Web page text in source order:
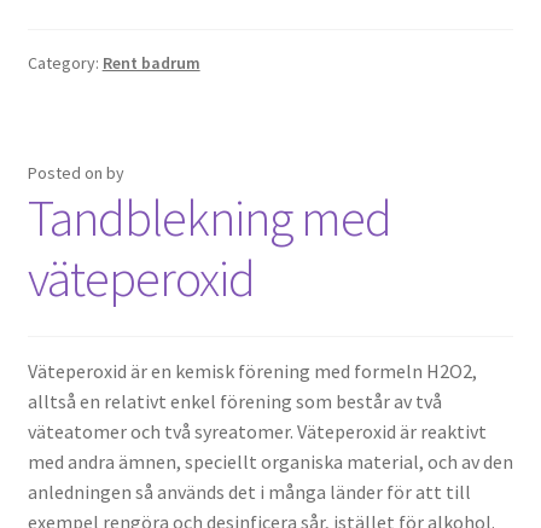
Category: Rent badrum
Posted on by
Tandblekning med
väteperoxid
Väteperoxid är en kemisk förening med formeln H2O2,
alltså en relativt enkel förening som består av två
väteatomer och två syreatomer. Väteperoxid är reaktivt
med andra ämnen, speciellt organiska material, och av den
anledningen så används det i många länder för att till
exempel rengöra och desinficera sår, istället för alkohol.